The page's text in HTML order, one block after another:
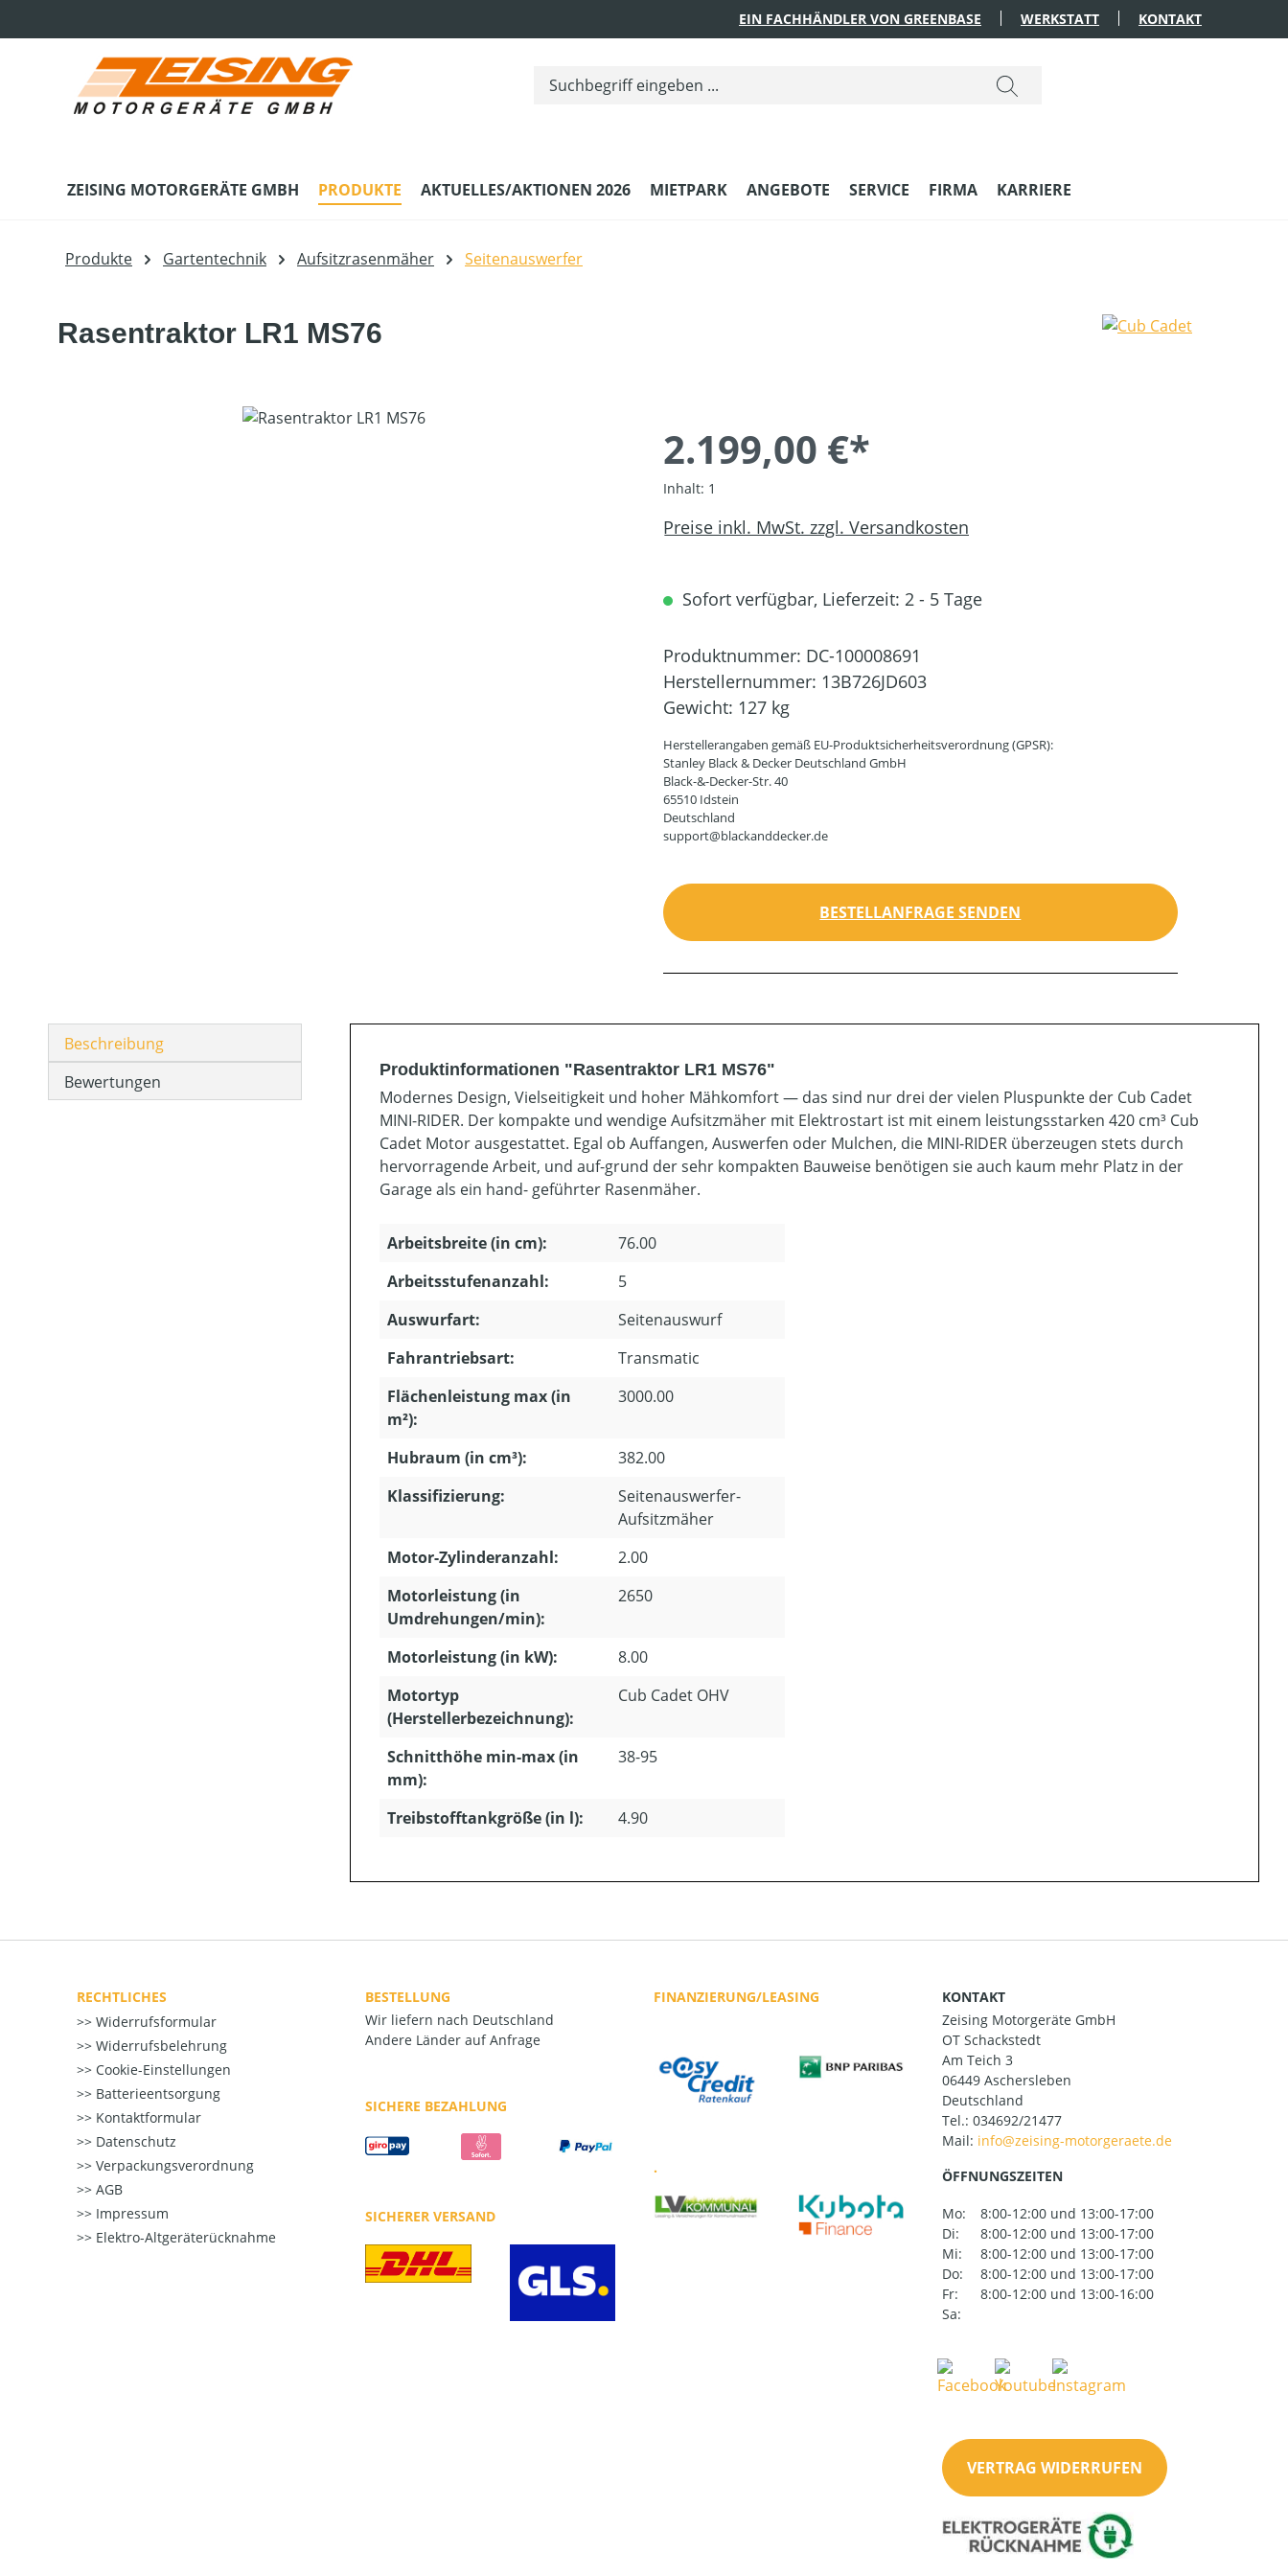
EIN FACHHÄNDLER VON GREENBASE WERKSTATT KONTAKT
ZEISING MOTORGERÄTE GMBH PRODUKTE AKTUELLES/AKTIONEN 2026 MIETPARK ANGEBOTE SERVICE FIRMA KARRIERE
Produkte Gartentechnik Aufsitzrasenmäher Seitenauswerfer
Rasentraktor LR1 MS76
2.199,00 €*
Inhalt: 1
Preise inkl. MwSt. zzgl. Versandkosten
Sofort verfügbar, Lieferzeit: 2 - 5 Tage
Produktnummer: DC-100008691
Herstellernummer: 13B726JD603
Gewicht: 127 kg
Herstellerangaben gemäß EU-Produktsicherheitsverordnung (GPSR):
Stanley Black & Decker Deutschland GmbH
Black-&-Decker-Str. 40
65510 Idstein
Deutschland
support@blackanddecker.de
BESTELLANFRAGE SENDEN
Beschreibung
Bewertungen
Produktinformationen "Rasentraktor LR1 MS76"
Modernes Design, Vielseitigkeit und hoher Mähkomfort — das sind nur drei der vielen Pluspunkte der Cub Cadet
MINI-RIDER. Der kompakte und wendige Aufsitzmäher mit Elektrostart ist mit einem leistungsstarken 420 cm³ Cub
Cadet Motor ausgestattet. Egal ob Auffangen, Auswerfen oder Mulchen, die MINI-RIDER überzeugen stets durch
hervorragende Arbeit, und auf-grund der sehr kompakten Bauweise benötigen sie auch kaum mehr Platz in der
Garage als ein hand- geführter Rasenmäher.
Arbeitsbreite (in cm):
76.00
Arbeitsstufenanzahl:
5
Auswurfart:
Seitenauswurf
Fahrantriebsart:
Transmatic
Flächenleistung max (in
m²):
3000.00
Hubraum (in cm³):
382.00
Klassifizierung:
Seitenauswerfer-
Aufsitzmäher
Motor-Zylinderanzahl:
2.00
Motorleistung (in
Umdrehungen/min):
2650
Motorleistung (in kW):
8.00
Motortyp
(Herstellerbezeichnung):
Cub Cadet OHV
Schnitthöhe min-max (in
mm):
38-95
Treibstofftankgröße (in l): 4.90
RECHTLICHES
Widerrufsformular
Widerrufsbelehrung
Cookie-Einstellungen
Batterieentsorgung
Kontaktformular
Datenschutz
Verpackungsverordnung
AGB
Impressum
Elektro-Altgeräterücknahme
BESTELLUNG
Wir liefern nach Deutschland
Andere Länder auf Anfrage
SICHERE BEZAHLUNG
SICHERER VERSAND
FINANZIERUNG/LEASING
.
KONTAKT
Zeising Motorgeräte GmbH
OT Schackstedt
Am Teich 3
06449 Aschersleben
Deutschland
Tel.: 034692/21477
Mail:
ÖFFNUNGSZEITEN
Mo:
8:00-12:00 und 13:00-17:00
Di:
8:00-12:00 und 13:00-17:00
Mi:
8:00-12:00 und 13:00-17:00
Do:
8:00-12:00 und 13:00-17:00
Fr:
8:00-12:00 und 13:00-16:00
Sa:
VERTRAG WIDERRUFEN